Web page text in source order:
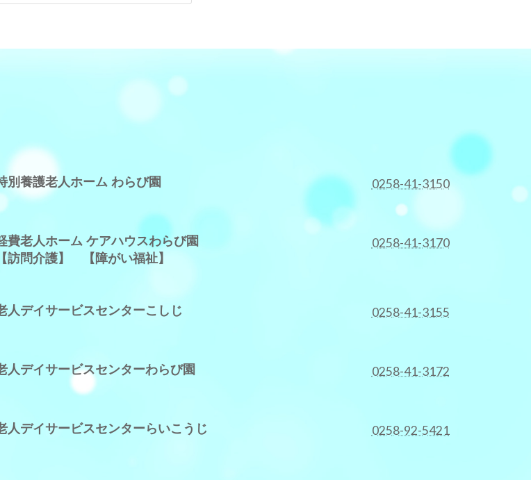
別養護老人ホーム わらび園 0258-41-3150
費老人ホーム ケアハウスわらび園
【訪問介護】
【障がい福祉】
0258-41-3170
人デイサービスセンターこしじ 0258-41-3155
人デイサービスセンターわらび園 0258-41-3172
人デイサービスセンターらいこうじ 0258-92-5421